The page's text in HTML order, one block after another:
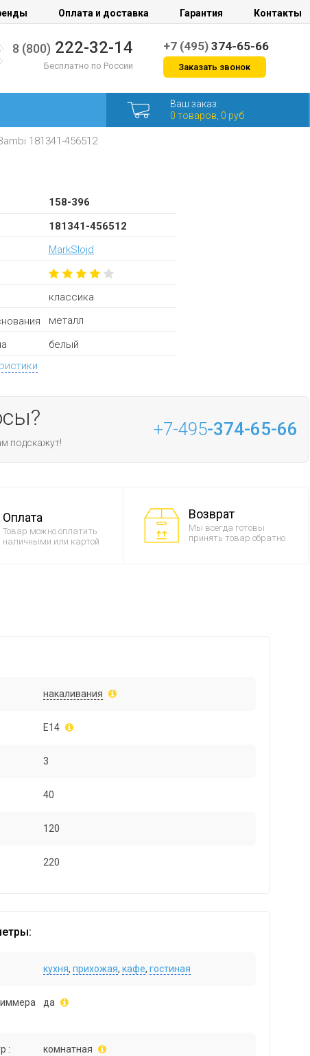
Оплата и доставка Гарантия Контакты
8 (800) 222-32-14
Бесплатно по России
+7 (495)374-65-66
Заказать звонок
Ваш заказ:
0 товаров, 0 руб
181341-456512
158-396
181341-456512
MarkSlojd
классика
металл
белый
подскажут!
+7-495-374-65-66
Оплата
Товар можно оплатить
наличными или картой
Возврат
Мы всегда готовы
принять товар обратно
накаливания
E14
3
40
120
220
кухня,прихожая,кафе,гостиная
да
: комнатная